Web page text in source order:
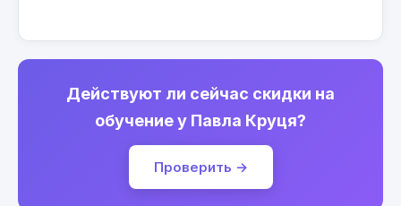
Действуют ли сейчас скидки на
обучение у Павла Круця?
Проверить →